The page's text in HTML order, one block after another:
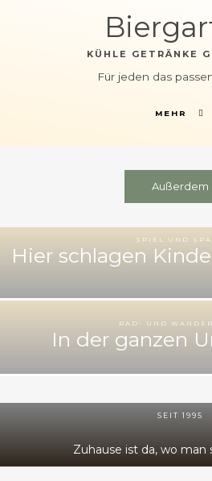
KÜHLE GETRÄNKE
Für jeden das
MEHR
Außerdem
SPIEL UND
Hier schlagen
RAD- UND
In der ganzen
SEIT 1995
Zuhause ist da, wo man